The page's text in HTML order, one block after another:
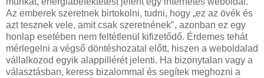
Az emberek szeretnek birtokolni, tudni, hogy „ez az övék és
azt tesznek vele, amit csak szeretnének", azonban ez egy
honlap esetében nem feltétlenül kifizetődő. Érdemes tehát
mérlegelni a végső döntéshozatal előtt, hiszen a weboldalad
vállalkozod egyik alappillérét jelenti. Ha bizonytalan vagy a
választásban, keress bizalommal és segítek meghozni a